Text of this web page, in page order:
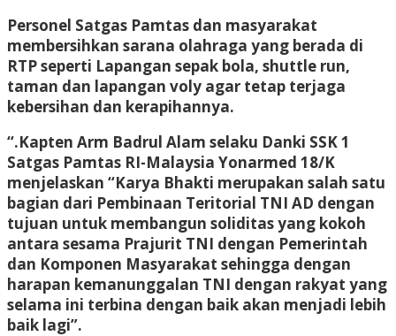
Personel Satgas Pamtas dan masyarakat
membersihkan sarana olahraga yang berada di
RTP seperti Lapangan sepak bola, shuttle run,
taman dan lapangan voly agar tetap terjaga
kebersihan dan kerapihannya.
“.Kapten Arm Badrul Alam selaku Danki SSK 1
Satgas Pamtas RI-Malaysia Yonarmed 18/K
menjelaskan “Karya Bhakti merupakan salah satu
bagian dari Pembinaan Teritorial TNI AD dengan
tujuan untuk membangun soliditas yang kokoh
antara sesama Prajurit TNI dengan Pemerintah
dan Komponen Masyarakat sehingga dengan
harapan kemanunggalan TNI dengan rakyat yang
selama ini terbina dengan baik akan menjadi lebih
baik lagi”.